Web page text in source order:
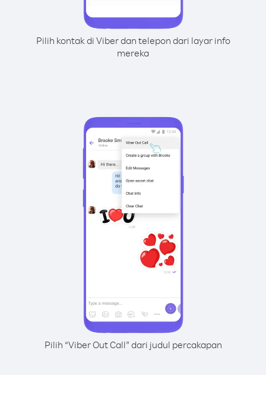
Pilih kontak di Viber dan telepon dari layar info
mereka
Pilih “Viber Out Call” dari judul percakapan